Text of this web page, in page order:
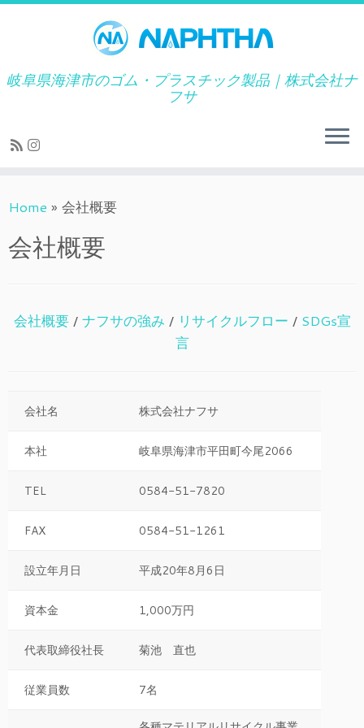
to
岐阜県海津市のゴム・プラスチック製品｜株式会社ナ
フサ
Home » 会社概要
会社概要
会社概要/ ナフサの強み / リサイクルフロー / SDGs宣
言
会社名 株式会社ナフサ
本社 岐阜県海津市平田町今尾2066
TEL 0584-51-7820
FAX 0584-51-1261
設立年月日 平成20年8月6日
資本金 1,000万円
代表取締役社長 菊池 直也
従業員数 7名